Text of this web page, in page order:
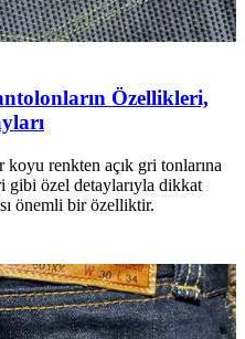
Özellikleri,
renkten açık gri tonlarına
gibi özel detaylarıyla dikkat
önemli bir özelliktir.